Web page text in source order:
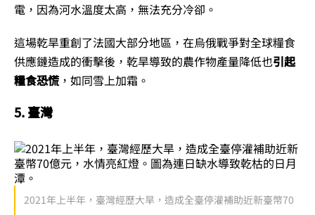
電，因為河水溫度太高，無法充分冷卻。
這場乾旱重創了法國大部分地區，在烏俄戰爭對全球糧食
供應鏈造成的衝擊後，乾旱導致的農作物產量降低也引起
糧食恐慌 ，如同雪上加霜。
5. 臺灣
2021年上半年，臺灣經歷大旱，造成全臺停灌補助近新臺幣70